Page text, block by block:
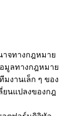
าจทางกฎหมาย
มูลทางกฎหมาย
งานเล็ก ๆ ของ
ยนแปลงของกฎ